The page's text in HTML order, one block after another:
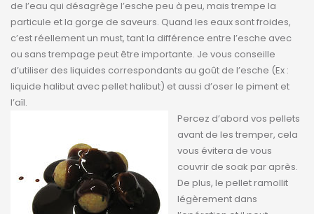
de l’eau qui désagrège l’esche peu à peu, mais trempe la
particule et la gorge de saveurs. Quand les eaux sont froides,
c’est réellement un must, tant la différence entre l’esche avec
ou sans trempage peut être importante. Je vous conseille
d’utiliser des liquides correspondants au goût de l’esche (Ex :
liquide halibut avec pellet halibut) et aussi d’oser le piment et
l’aïl.
Percez d’abord vos pellets
avant de les tremper, cela
vous évitera de vous
couvrir de soak par après.
De plus, le pellet ramollit
légèrement dans